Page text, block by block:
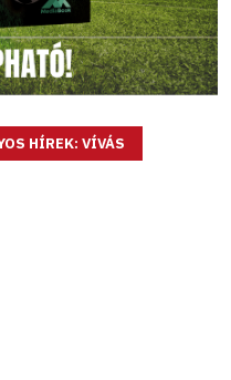
HÍREK: VÍVÁS